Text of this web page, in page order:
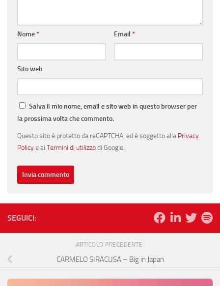
Nome* Email *
Sito web
Salva il mio nome, email e sito web in questo browser per
la prossima volta che commento.
Questo sito è protetto da reCAPTCHA, ed è soggetto alla Privacy
Policye ai Termini di utilizzodi Google.
SEGUICI:
ARTICOLO PRECEDENTE
CARMELO SIRACUSA – Big in Japan